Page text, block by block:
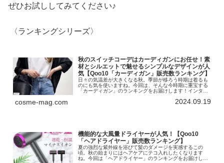
ぜひお試ししてみてください♪
〈ランキングシリーズ〉
秋のスイッチコーデはカーディガンにお任せ！素
材とシルエットで魅せるシンプルなデザインが人
気【Qoo10「カーディガン」販売数ランキング】
日々の気温差が大きくなる秋。季節が移ろう時期は着るも
のにも気を使いますね。今回は、そんな今時期に重宝する
「カーディガン」のランキングをお届けします！インター
cosme-mag.com 2024.09.19
機能的な大風量ドライヤーが人気！【Qoo10
「ヘアドライヤー」販売数ランキング】
夏の強烈な紫外線を浴びて髪のダメージを実感するこの
頃。秋の始まりにはヘアケアにテコ入れしたくなります
ね。今回は「ヘアドライヤー」のランキングをお届けしま